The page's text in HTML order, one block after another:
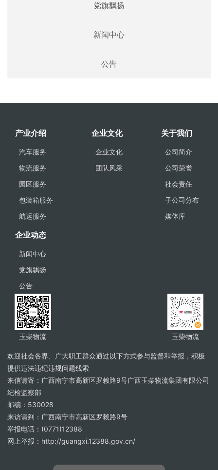
党旗飘扬
新闻中心
公告
产业介绍
汽车服务
物流服务
园区服务
包装箱服务
航运服务
企业文化
企业文化
团队风采
关于我们
公司简介
公司荣誉
社会责任
子公司分布
媒体库
企业动态
新闻中心
党旗飘扬
公告
玉柴物流 玉柴物流
欢迎社会各界、广大职工群众通过以下方式参与监督和举报，积极
提供违法违纪违规问题线索
来信请寄：广西南宁市高新区罗赖路9号广西玉柴物流集团有限公司
纪检监察部
邮编：530028
来访请到：广西南宁市高新区罗赖路9号
举报电话：(0771)12388
网上举报：http://guangxi.12388.gov.cn/